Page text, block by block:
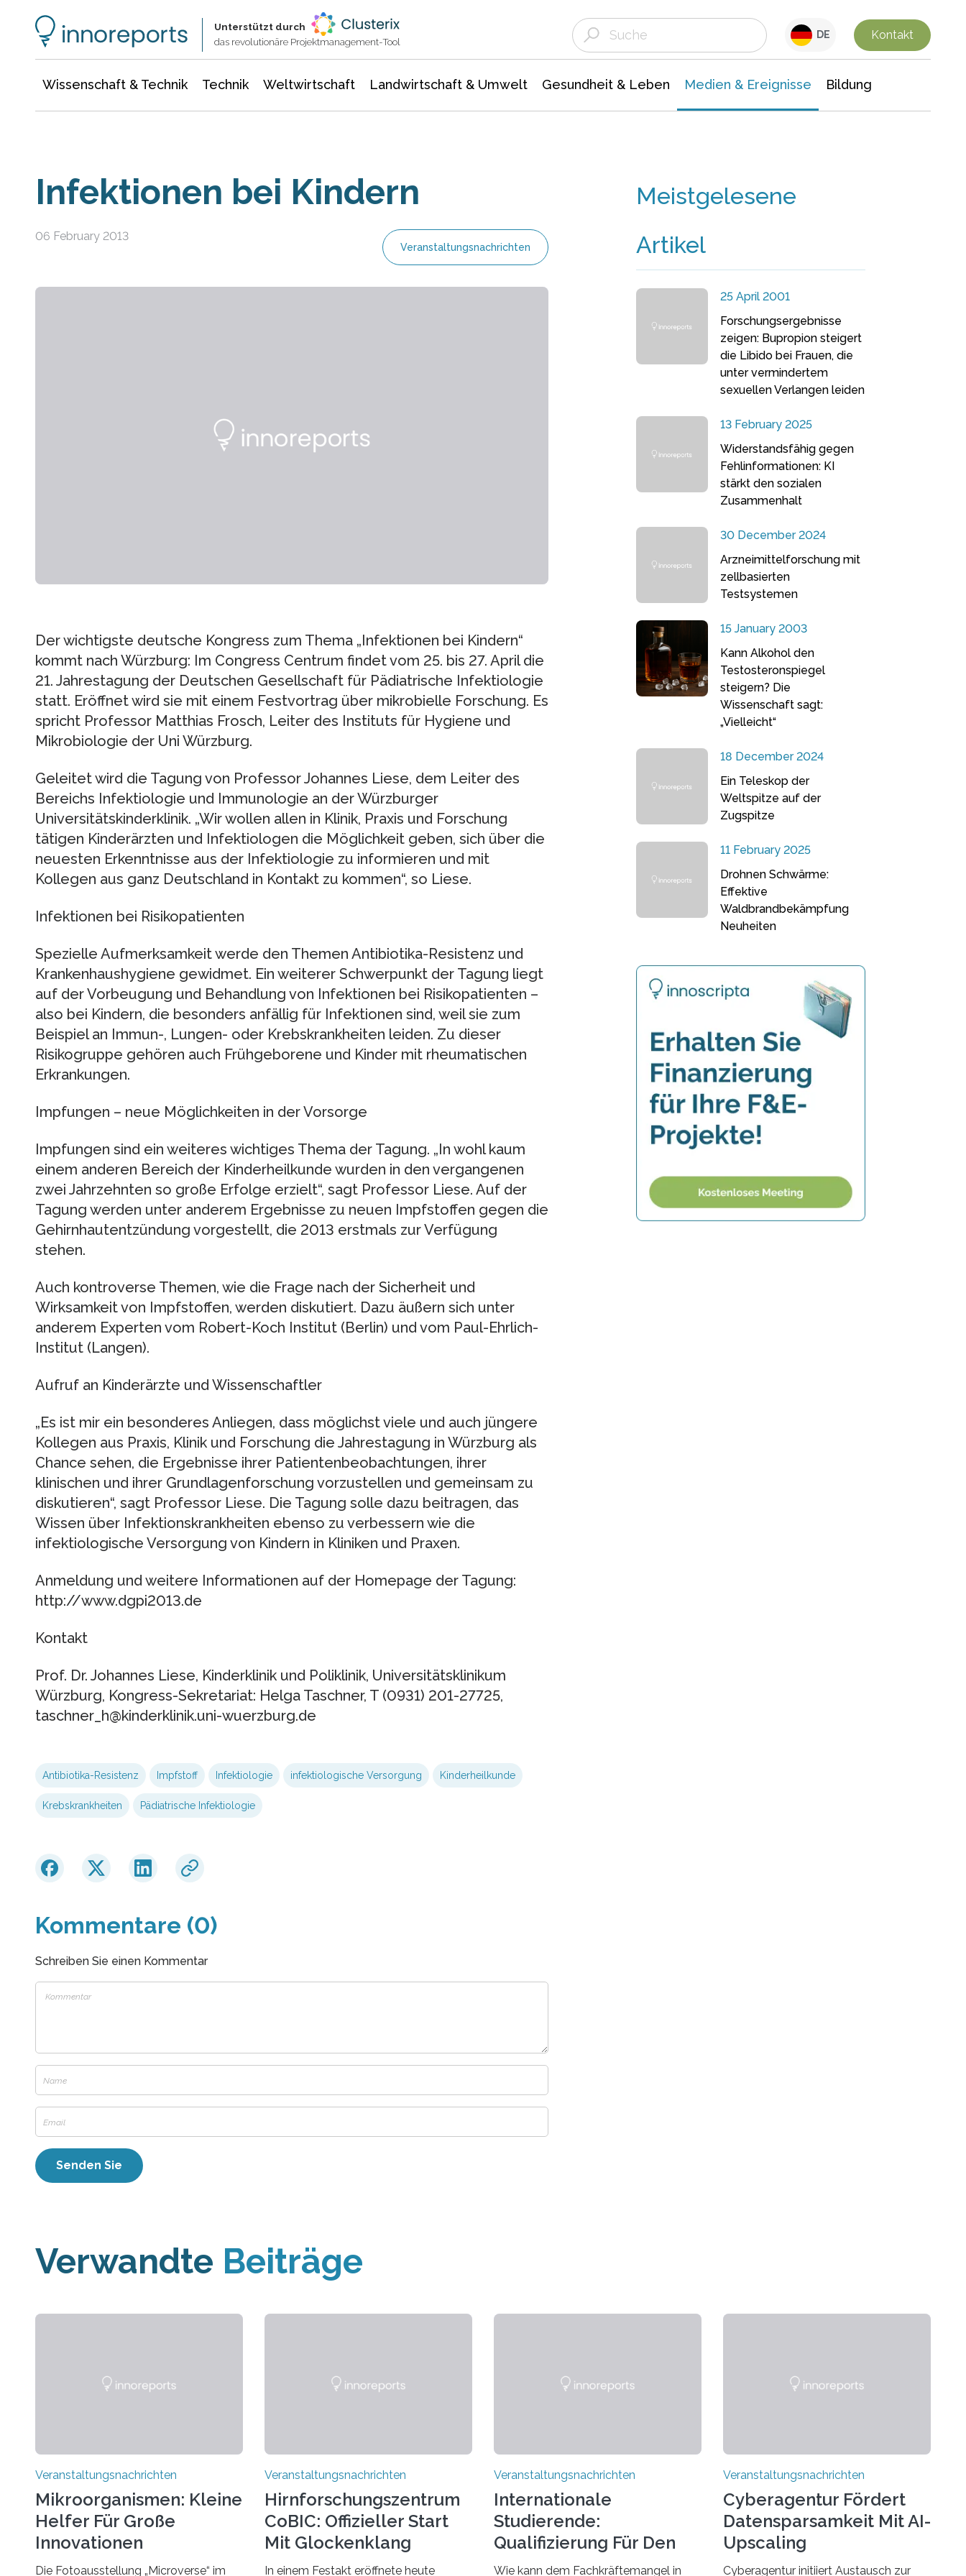
Unterstützt durch
das revolutionäre Projektmanagement-Tool
DE Kontakt
Wissenschaft & Technik Technik Weltwirtschaft Landwirtschaft & Umwelt Gesundheit & Leben Medien & Ereignisse Bildung
Infektionen bei Kindern
06 February 2013
Veranstaltungsnachrichten
Der wichtigste deutsche Kongress zum Thema „Infektionen bei Kindern“
kommt nach Würzburg: Im Congress Centrum findet vom 25. bis 27. April die
21. Jahrestagung der Deutschen Gesellschaft für Pädiatrische Infektiologie
statt. Eröffnet wird sie mit einem Festvortrag über mikrobielle Forschung. Es
spricht Professor Matthias Frosch, Leiter des Instituts für Hygiene und
Mikrobiologie der Uni Würzburg.
Geleitet wird die Tagung von Professor Johannes Liese, dem Leiter des
Bereichs Infektiologie und Immunologie an der Würzburger
Universitätskinderklinik. „Wir wollen allen in Klinik, Praxis und Forschung
tätigen Kinderärzten und Infektiologen die Möglichkeit geben, sich über die
neuesten Erkenntnisse aus der Infektiologie zu informieren und mit
Kollegen aus ganz Deutschland in Kontakt zu kommen“, so Liese.
Infektionen bei Risikopatienten
Spezielle Aufmerksamkeit werde den Themen Antibiotika-Resistenz und
Krankenhaushygiene gewidmet. Ein weiterer Schwerpunkt der Tagung liegt
auf der Vorbeugung und Behandlung von Infektionen bei Risikopatienten –
also bei Kindern, die besonders anfällig für Infektionen sind, weil sie zum
Beispiel an Immun-, Lungen- oder Krebskrankheiten leiden. Zu dieser
Risikogruppe gehören auch Frühgeborene und Kinder mit rheumatischen
Erkrankungen.
Impfungen – neue Möglichkeiten in der Vorsorge
Impfungen sind ein weiteres wichtiges Thema der Tagung. „In wohl kaum
einem anderen Bereich der Kinderheilkunde wurden in den vergangenen
zwei Jahrzehnten so große Erfolge erzielt“, sagt Professor Liese. Auf der
Tagung werden unter anderem Ergebnisse zu neuen Impfstoffen gegen die
Gehirnhautentzündung vorgestellt, die 2013 erstmals zur Verfügung
stehen.
Auch kontroverse Themen, wie die Frage nach der Sicherheit und
Wirksamkeit von Impfstoffen, werden diskutiert. Dazu äußern sich unter
anderem Experten vom Robert-Koch Institut (Berlin) und vom Paul-Ehrlich-
Institut (Langen).
Aufruf an Kinderärzte und Wissenschaftler
„Es ist mir ein besonderes Anliegen, dass möglichst viele und auch jüngere
Kollegen aus Praxis, Klinik und Forschung die Jahrestagung in Würzburg als
Chance sehen, die Ergebnisse ihrer Patientenbeobachtungen, ihrer
klinischen und ihrer Grundlagenforschung vorzustellen und gemeinsam zu
diskutieren“, sagt Professor Liese. Die Tagung solle dazu beitragen, das
Wissen über Infektionskrankheiten ebenso zu verbessern wie die
infektiologische Versorgung von Kindern in Kliniken und Praxen.
Anmeldung und weitere Informationen auf der Homepage der Tagung:
http://www.dgpi2013.de
Kontakt
Prof. Dr. Johannes Liese, Kinderklinik und Poliklinik, Universitätsklinikum
Würzburg, Kongress-Sekretariat: Helga Taschner, T (0931) 201-27725,
taschner_h@kinderklinik.uni-wuerzburg.de
Antibiotika-Resistenz Impfstoff Infektiologie infektiologische Versorgung Kinderheilkunde
Krebskrankheiten Pädiatrische Infektiologie
Kommentare (0)
Schreiben Sie einen Kommentar
Meistgelesene
Artikel
25 April 2001
Forschungsergebnisse
zeigen: Bupropion steigert
die Libido bei Frauen, die
unter vermindertem
sexuellen Verlangen leiden
13 February 2025
Widerstandsfähig gegen
Fehlinformationen: KI
stärkt den sozialen
Zusammenhalt
30 December 2024
Arzneimittelforschung mit
zellbasierten
Testsystemen
15 January 2003
Kann Alkohol den
Testosteronspiegel
steigern? Die
Wissenschaft sagt:
„Vielleicht“
18 December 2024
Ein Teleskop der
Weltspitze auf der
Zugspitze
11 February 2025
Drohnen Schwärme:
Effektive
Waldbrandbekämpfung
Neuheiten
Verwandte Beiträge
Veranstaltungsnachrichten
Mikroorganismen: Kleine
Helfer Für Große
Innovationen
Die Fotoausstellung „Microverse“ im
Veranstaltungsnachrichten
Hirnforschungszentrum
CoBIC: Offizieller Start
Mit Glockenklang
In einem Festakt eröffnete heute
Veranstaltungsnachrichten
Internationale
Studierende:
Qualifizierung Für Den
Arbeitsmarkt
Wie kann dem Fachkräftemangel in
Veranstaltungsnachrichten
Cyberagentur Fördert
Datensparsamkeit Mit AI-
Upscaling
Cyberagentur initiiert Austausch zur